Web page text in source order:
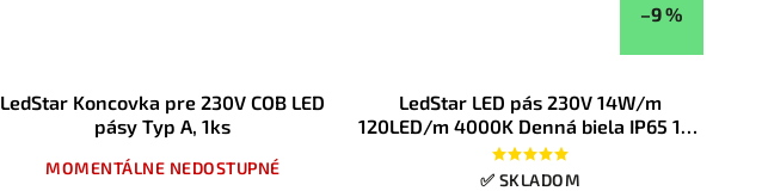
LedStar Koncovka pre 230V COB LED
pásy Typ A, 1ks
MOMENTÁLNE NEDOSTUPNÉ
–9 %
LedStar LED pás 230V 14W/m
120LED/m 4000K Denná biela IP65 1m,
delenie po 20cm, Typ B - potrebná
šnúra s usmerňovačom
✅ SKLADOM